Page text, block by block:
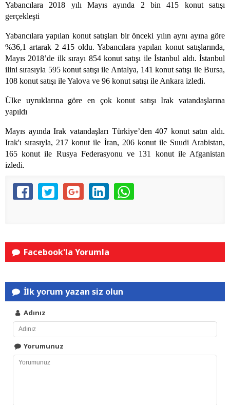
Yabancılara 2018 yılı Mayıs ayında 2 bin 415 konut satışı
gerçekleşti
Yabancılara yapılan konut satışları bir önceki yılın aynı ayına göre
%36,1 artarak 2 415 oldu. Yabancılara yapılan konut satışlarında,
Mayıs 2018’de ilk sırayı 854 konut satışı ile İstanbul aldı. İstanbul
ilini sırasıyla 595 konut satışı ile Antalya, 141 konut satışı ile Bursa,
108 konut satışı ile Yalova ve 96 konut satışı ile Ankara izledi.
Ülke uyruklarına göre en çok konut satışı Irak vatandaşlarına
yapıldı
Mayıs ayında Irak vatandaşları Türkiye’den 407 konut satın aldı.
Irak'ı sırasıyla, 217 konut ile İran, 206 konut ile Suudi Arabistan,
165 konut ile Rusya Federasyonu ve 131 konut ile Afganistan
izledi.
Facebook'la Yorumla
İlk yorum yazan siz olun
Adınız
Yorumunuz